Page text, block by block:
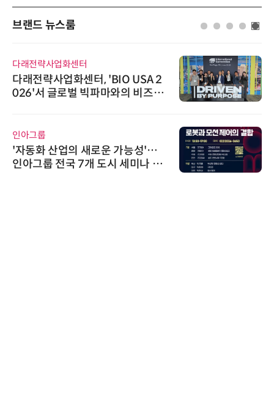
브랜드 뉴스룸
다래전략사업화센터
다래전략사업화센터, 'BIO USA 2
026'서 글로벌 빅파마와의 비즈니
인아그룹
'자동화 산업의 새로운 가능성'…
인아그룹 전국 7개 도시 세미나 페